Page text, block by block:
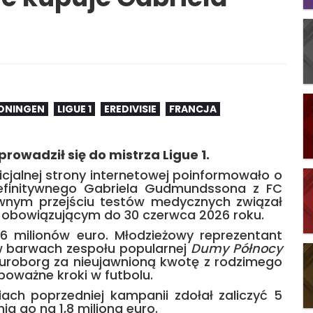
LIGUE 1 EREDIVISIE FRANCJA
się do mistrza Ligue 1.
strony internetowej poinformowało o
Gabriela Gudmundssona z FC
przejściu testów medycznych związał
do 30 czerwca 2026 roku.
euro. Młodzieżowy reprezentant
barwach zespołu popularnejDumy Północy
za nieujawnioną kwotę z rodzimego
kroki w futbolu.
poprzedniej kampanii zdołał zaliczyć 5
go na 1,8 miliona euro.